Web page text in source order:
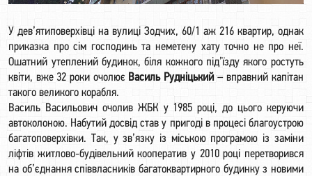
У дев’ятиповерхівці на вулиці Зодчих, 60/1 аж 216 квартир, однак
приказка про сім господинь та неметену хату точно не про неї.
Ошатний утеплений будинок, біля кожного під’їзду якого ростуть
квіти, вже 32 роки очолює Василь Рудніцький– вправний капітан
такого великого корабля.
Василь Васильович очолив ЖБК у 1985 році, до цього керуючи
автоколоною. Набутий досвід став у пригоді в процесі благоустрою
багатоповерхівки. Так, у зв’язку із міською програмою із заміни
ліфтів житлово-будівельний кооператив у 2010 році перетворився
на об’єднання співвласників багатоквартирного будинку з новими